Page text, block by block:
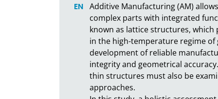
Additive Manufacturing (AM)
complex parts with integrated
known as lattice structures,
in the high-temperature regime
development of reliable
integrity and geometrical
thin structures must also be
approaches.